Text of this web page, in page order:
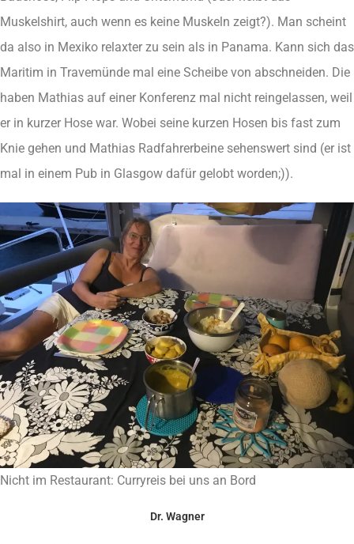
Muskelshirt, auch wenn es keine Muskeln zeigt?). Man scheint
da also in Mexiko relaxter zu sein als in Panama. Kann sich das
Maritim in Travemünde mal eine Scheibe von abschneiden. Die
haben Mathias auf einer Konferenz mal nicht reingelassen, weil
er in kurzer Hose war. Wobei seine kurzen Hosen bis fast zum
Knie gehen und Mathias Radfahrerbeine sehenswert sind (er ist
mal in einem Pub in Glasgow dafür gelobt worden;)).
Nicht im Restaurant: Curryreis bei uns an Bord
Dr. Wagner